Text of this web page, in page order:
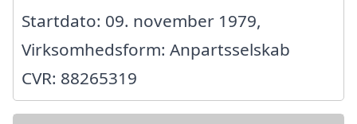
Startdato: 09. november 1979,
Virksomhedsform: Anpartsselskab
CVR: 88265319